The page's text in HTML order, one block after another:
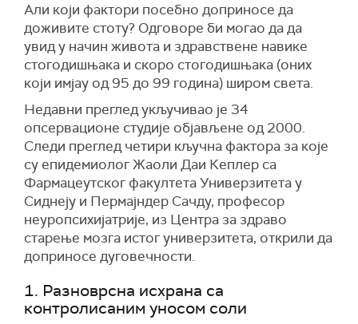
Али који фактори посебно доприносе да
доживите стоту? Одговоре би могао да да
увид у начин живота и здравствене навике
стогодишњака и скоро стогодишњака (оних
који имјау од 95 до 99 година) широм света.
Недавни преглед укључивао је 34
опсервационе студије објављене од 2000.
Следи преглед четири кључна фактора за које
су епидемиолог Жаоли Даи Кеплер са
Фармацеутског факултета Универзитета у
Сиднеју и Пермајндер Сачду, професор
неуропсихијатрије, из Центра за здраво
старење мозга истог универзитета, открили да
доприносе дуговечности.
1. Разноврсна исхрана са
контролисаним уносом соли